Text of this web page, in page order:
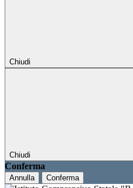
Chiudi
Chiudi
Conferma
Annulla Conferma